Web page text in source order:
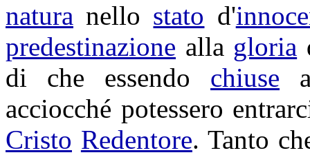
natura nello stato d'
predestinazione alla gloria
di che essendo chiuse
acciocché potessero
Cristo Redentore. Tanto